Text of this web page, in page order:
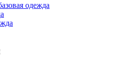
одежда